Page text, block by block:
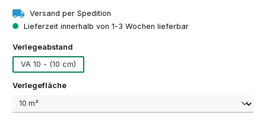
Versand per Spedition
Lieferzeit innerhalb von 1-3 Wochen lieferbar
Verlegeabstand
VA 10 - (10 cm)
Verlegeflächeauswählen